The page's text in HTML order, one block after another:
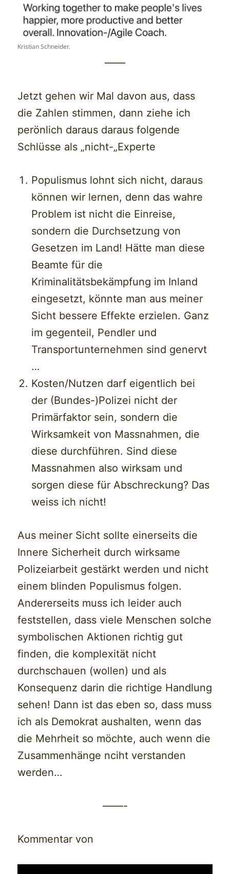
Kristian Schneider.
——
Jetzt gehen wir Mal davon aus, dass
die Zahlen stimmen, dann ziehe ich
perönlich daraus daraus folgende
Schlüsse als „nicht-„Experte
Populismus lohnt sich nicht, daraus
können wir lernen, denn das wahre
Problem ist nicht die Einreise,
sondern die Durchsetzung von
Gesetzen im Land! Hätte man diese
Beamte für die
Kriminalitätsbekämpfung im Inland
eingesetzt, könnte man aus meiner
Sicht bessere Effekte erzielen. Ganz
im gegenteil, Pendler und
Transportunternehmen sind genervt
…
Kosten/Nutzen darf eigentlich bei
der (Bundes-)Polizei nicht der
Primärfaktor sein, sondern die
Wirksamkeit von Massnahmen, die
diese durchführen. Sind diese
Massnahmen also wirksam und
sorgen diese für Abschreckung? Das
weiss ich nicht!
Aus meiner Sicht sollte einerseits die
Innere Sicherheit durch wirksame
Polizeiarbeit gestärkt werden und nicht
einem blinden Populismus folgen.
Andererseits muss ich leider auch
feststellen, dass viele Menschen solche
symbolischen Aktionen richtig gut
finden, die komplexität nicht
durchschauen (wollen) und als
Konsequenz darin die richtige Handlung
sehen! Dann ist das eben so, dass muss
ich als Demokrat aushalten, wenn das
die Mehrheit so möchte, auch wenn die
Zusammenhänge nciht verstanden
werden…
——-
Kommentar von